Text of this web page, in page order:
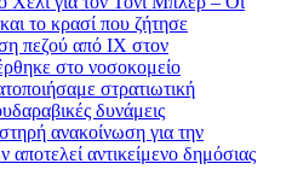
το κρασί που ζήτησε
πεζού από ΙΧ στον
στο νοσοκομείο
στρατιωτική
δυνάμεις
ανακοίνωση για την
αντικείμενο δημόσιας